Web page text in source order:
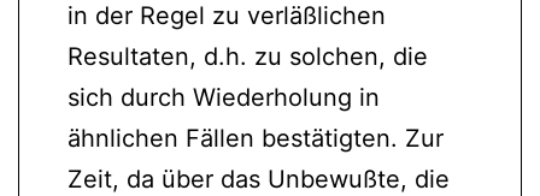
in der Regel zu verläßlichen
Resultaten, d.h. zu solchen, die
sich durch Wiederholung in
ähnlichen Fällen bestätigten. Zur
Zeit, da über das Unbewußte, die